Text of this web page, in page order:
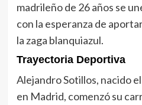
madrileño de 26 años se
con la esperanza de
la zaga blanquiazul.
Trayectoria Deportiva
Alejandro Sotillos, nacido
en Madrid, comenzó su